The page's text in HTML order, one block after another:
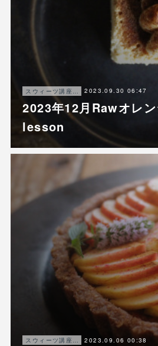
2023.09.30 06:47
2023年12月Rawオレ
lesson
スウィーツ講座ご案内 2023.09.06 00:38